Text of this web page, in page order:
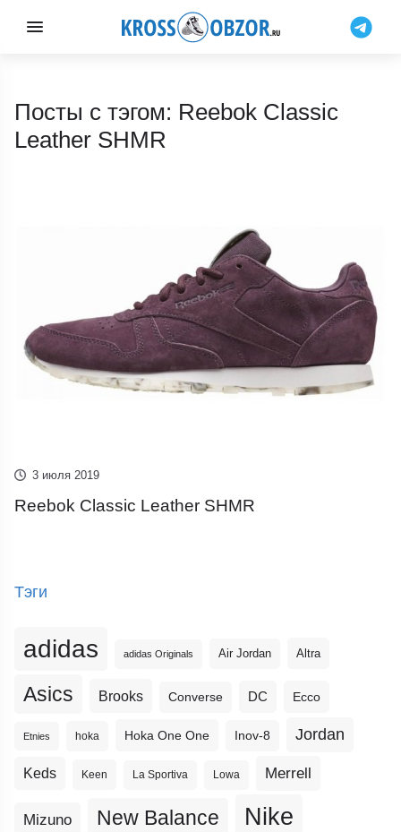
Посты с тэгом: Reebok Classic
Leather SHMR
3 июля 2019
Reebok Classic Leather SHMR
Тэги
adidas adidas Originals Air Jordan Altra
Asics Brooks Converse DC Ecco
Etnies hoka Hoka One One Inov-8 Jordan
Keds Keen La Sportiva Lowa Merrell
Mizuno New Balance Nike